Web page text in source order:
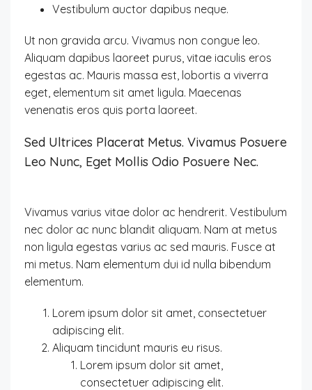
Vestibulum auctor dapibus neque.
Ut non gravida arcu. Vivamus non congue leo.
Aliquam dapibus laoreet purus, vitae iaculis eros
egestas ac. Mauris massa est, lobortis a viverra
eget, elementum sit amet ligula. Maecenas
venenatis eros quis porta laoreet.
Sed Ultrices Placerat Metus. Vivamus Posuere
Leo Nunc, Eget Mollis Odio Posuere Nec.
Vivamus varius vitae dolor ac hendrerit. Vestibulum
nec dolor ac nunc blandit aliquam. Nam at metus
non ligula egestas varius ac sed mauris. Fusce at
mi metus. Nam elementum dui id nulla bibendum
elementum.
Lorem ipsum dolor sit amet, consectetuer
adipiscing elit.
Aliquam tincidunt mauris eu risus.
Lorem ipsum dolor sit amet,
consectetuer adipiscing elit.